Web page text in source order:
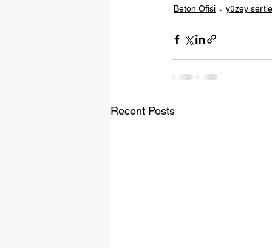
Beton Ofisi yüzey
Recent Posts